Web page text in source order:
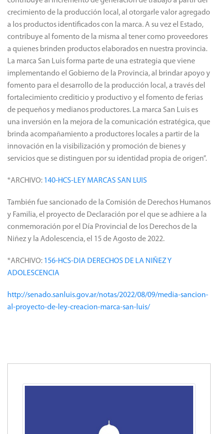
crecimiento de la producción local, al otorgarle valor agregado
a los productos identificados con la marca. A su vez el Estado,
contribuye al fomento de la misma al tener como proveedores
a quienes brinden productos elaborados en nuestra provincia.
La marca San Luis forma parte de una estrategia que viene
implementando el Gobierno de la Provincia, al brindar apoyo y
fomento para el desarrollo de la producción local, a través del
fortalecimiento crediticio y productivo y el fomento de ferias
de pequeños y medianos productores. La marca San Luis es
una inversión en la mejora de la comunicación estratégica, que
brinda acompañamiento a productores locales a partir de la
innovación en la visibilización y promoción de bienes y
servicios que se distinguen por su identidad propia de origen”.
*ARCHIVO: 140-HCS-LEY MARCAS SAN LUIS
También fue sancionado de la Comisión de Derechos Humanos
y Familia, el proyecto de Declaración por el que se adhiere a la
conmemoración por el Día Provincial de los Derechos de la
Niñez y la Adolescencia, el 15 de Agosto de 2022.
*ARCHIVO: 156-HCS-DIA DERECHOS DE LA NIÑEZ Y
ADOLESCENCIA
http://senado.sanluis.gov.ar/notas/2022/08/09/media-sancion-
al-proyecto-de-ley-creacion-marca-san-luis/